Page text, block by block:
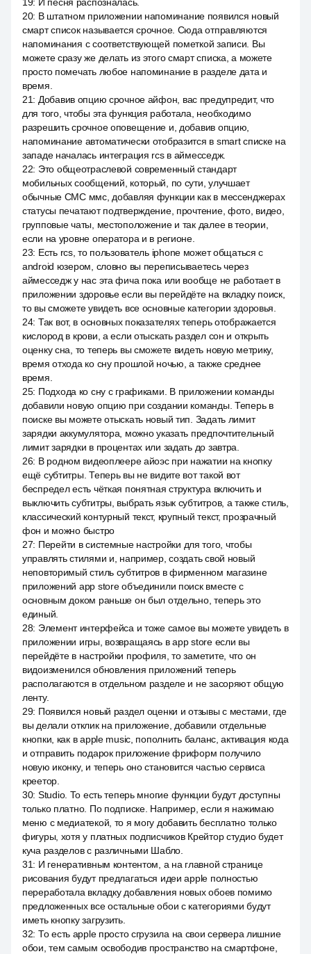
20: В штатном приложении напоминание появился новый
смарт список называется срочное. Сюда отправляются
напоминания с соответствующей пометкой записи. Вы
можете сразу же делать из этого смарт списка, а можете
просто помечать любое напоминание в разделе дата и
время.
21: Добавив опцию срочное айфон, вас предупредит, что
для того, чтобы эта функция работала, необходимо
разрешить срочное оповещение и, добавив опцию,
напоминание автоматически отобразится в smart списке на
западе началась интеграция rcs в аймесседж.
22: Это общеотраслевой современный стандарт
мобильных сообщений, который, по сути, улучшает
обычные СМС ммс, добавляя функции как в мессенджерах
статусы печатают подтверждение, прочтение, фото, видео,
групповые чаты, местоположение и так далее в теории,
если на уровне оператора и в регионе.
23: Есть rcs, то пользователь iphone может общаться с
android юзером, словно вы переписываетесь через
аймесседж у нас эта фича пока или вообще не работает в
приложении здоровье если вы перейдёте на вкладку поиск,
то вы сможете увидеть все основные категории здоровья.
24: Так вот, в основных показателях теперь отображается
кислород в крови, а если отыскать раздел сон и открыть
оценку сна, то теперь вы сможете видеть новую метрику,
время отхода ко сну прошлой ночью, а также среднее
время.
25: Подхода ко сну с графиками. В приложении команды
добавили новую опцию при создании команды. Теперь в
поиске вы можете отыскать новый тип. Задать лимит
зарядки аккумулятора, можно указать предпочтительный
лимит зарядки в процентах или задать до завтра.
26: В родном видеоплеере айоэс при нажатии на кнопку
ещё субтитры. Теперь вы не видите вот такой вот
беспредел есть чёткая понятная структура включить и
выключить субтитры, выбрать язык субтитров, а также стиль,
классический контурный текст, крупный текст, прозрачный
фон и можно быстро
27: Перейти в системные настройки для того, чтобы
управлять стилями и, например, создать свой новый
неповторимый стиль субтитров в фирменном магазине
приложений app store объединили поиск вместе с
основным доком раньше он был отдельно, теперь это
единый.
28: Элемент интерфейса и тоже самое вы можете увидеть в
приложении игры, возвращаясь в app store если вы
перейдёте в настройки профиля, то заметите, что он
видоизменился обновления приложений теперь
располагаются в отдельном разделе и не засоряют общую
ленту.
29: Появился новый раздел оценки и отзывы с местами, где
вы делали отклик на приложение, добавили отдельные
кнопки, как в apple music, пополнить баланс, активация кода
и отправить подарок приложение фриформ получило
новую иконку, и теперь оно становится частью сервиса
креетор.
30: Studio. То есть теперь многие функции будут доступны
только платно. По подписке. Например, если я нажимаю
меню с медиатекой, то я могу добавить бесплатно только
фигуры, хотя у платных подписчиков Крейтор студио будет
куча разделов с различными Шабло.
31: И генеративным контентом, а на главной странице
рисования будут предлагаться идеи apple полностью
переработала вкладку добавления новых обоев помимо
предложенных все остальные обои с категориями будут
иметь кнопку загрузить.
32: То есть apple просто сгрузила на свои сервера лишние
обои, тем самым освободив пространство на смартфоне,